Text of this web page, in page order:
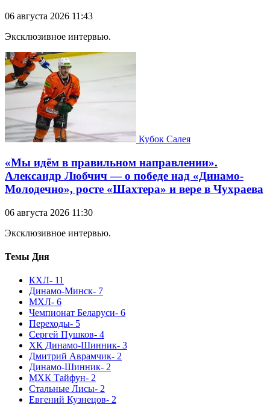
06 августа 2026 11:43
Эксклюзивное интервью.
Кубок Салея
«Мы идём в правильном направлении».
Александр Любчич — о победе над «Динамо-
Молодечно», росте «Шахтера» и вере в Чухраева
06 августа 2026 11:30
Эксклюзивное интервью.
Темы Дня
КХЛ- 11
Динамо-Минск- 7
МХЛ- 6
Чемпионат Беларуси- 6
Переходы- 5
Сергей Пушков- 4
ХК Динамо-Шинник- 3
Дмитрий Аврамчик- 2
Динамо-Шинник- 2
МХК Тайфун- 2
Стальные Лисы- 2
Евгений Кузнецов- 2